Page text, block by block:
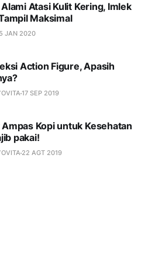
Atasi Kulit Kering, Imlek
Maksimal
JAN 2020
Action Figure, Apasih
17 SEP 2019
Kopi untuk Kesehatan
pakai!
22 AGT 2019